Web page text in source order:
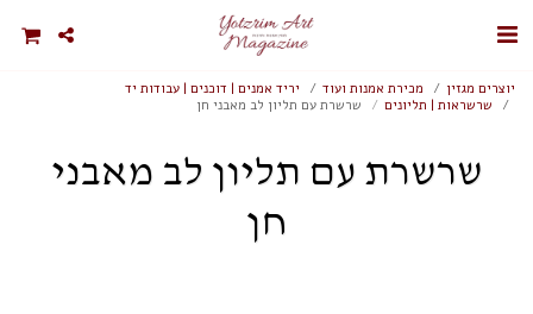
יוצרים מגזין מכירת אמנות ועוד
יריד אמנים | דוכנים | עבודות יד
שרשראות | תליונים
שרשרת עם תליון לב מאבני חן
שרשרת עם תליון לב מאבני
חן